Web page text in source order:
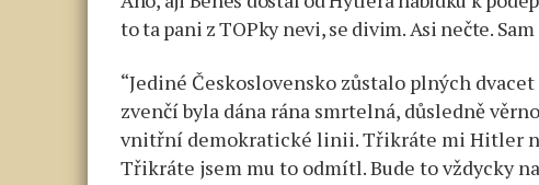
to ta pani z TOPky nevi, se divim. Asi nečte.
“Jediné Československo zůstalo plných
zvenčí byla dána rána smrtelná, důsledně
vnitřní demokratické linii. Třikráte mi Hitler
Třikráte jsem mu to odmítl. Bude to vždycky